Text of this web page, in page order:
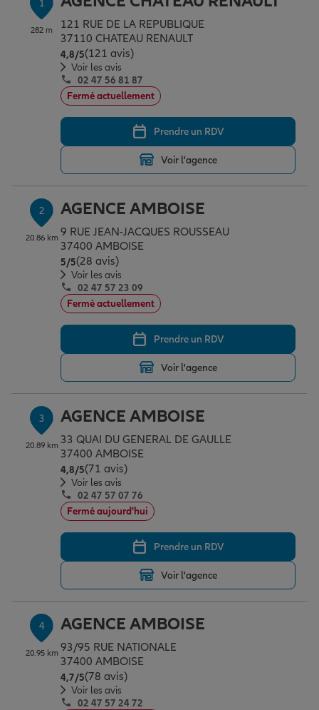
Assurance emprunteur
Prévoyance et dépendance
Assurance animal de compagnie
Protection de la famille
Protection juridique
Épargne & retraite
Plan épargne retraite
Placements financiers
Investissements immobiliers
Transmission
Vos projets
Changer de voiture
Départ à la retraite
Préparer l’avenir
Assurance auto
Assurance habitation
Le Pack Famille
Garantie des accidents de la vie
Assurance scolaire
Protection juridique
Retraite
Tous nos devis d'assurance
Professionnels
Allianz en France
1
282 m
121 RUE DE LA REPUBLIQUE
37110 CHATEAU RENAULT
4,8/5Note de 4.8 sur 5
(121 avis)
Voir les avis
02 47 56 81 87
Fermé actuellement
Prendre un RDV
Voir l'agence
2
20.86 km
AGENCE AMBOISE
9 RUE JEAN-JACQUES ROUSSEAU
37400 AMBOISE
5/5Note de 5 sur 5
(28 avis)
Voir les avis
02 47 57 23 09
Fermé actuellement
Prendre un RDV
Voir l'agence
3
20.89 km
AGENCE AMBOISE
33 QUAI DU GENERAL DE GAULLE
37400 AMBOISE
4,8/5Note de 4.8 sur 5
(71 avis)
Voir les avis
02 47 57 07 76
Fermé aujourd'hui
Prendre un RDV
Voir l'agence
4
20.95 km
AGENCE AMBOISE
93/95 RUE NATIONALE
37400 AMBOISE
4,7/5Note de 4.7 sur 5
(78 avis)
Voir les avis
02 47 57 24 72